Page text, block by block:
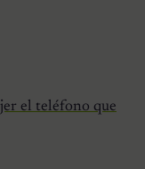
el teléfono que